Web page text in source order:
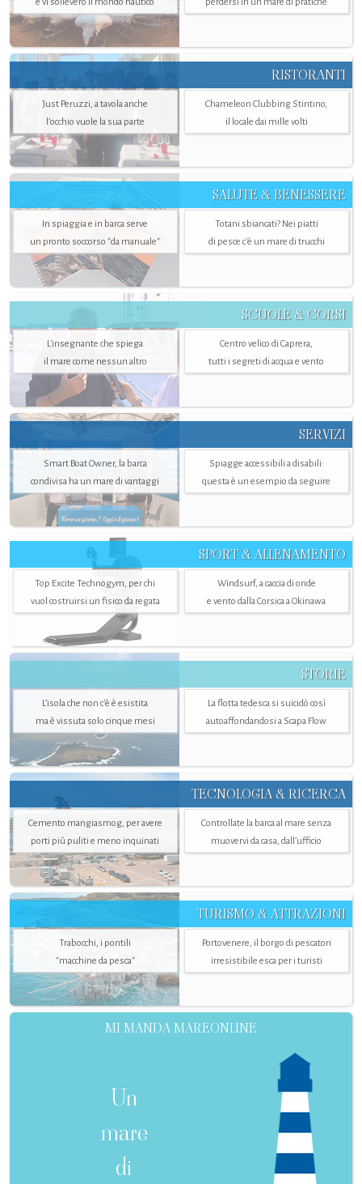
RISTORANTI
Just Peruzzi, a tavola anche
l’occhio vuole la sua parte
Chameleon Clubbing Stintino,
il locale dai mille volti
SALUTE & BENESSERE
In spiaggia e in barca serve
un pronto soccorso "da manuale"
Totani sbiancati? Nei piatti
di pesce c'è un mare di trucchi
SCUOLE & CORSI
L'insegnante che spiega
il mare come nessun altro
Centro velico di Caprera,
tutti i segreti di acqua e vento
SERVIZI
Smart Boat Owner, la barca
condivisa ha un mare di vantaggi
Spiagge accessibili a disabili:
questa è un esempio da seguire
SPORT & ALLENAMENTO
Top Excite Technogym, per chi
vuol costruirsi un fisico da regata
Windsurf, a caccia di onde
e vento dalla Corsica a Okinawa
STORIE
L’isola che non c'è è esistita
ma è vissuta solo cinque mesi
La flotta tedesca si suicidò così
autoaffondandosi a Scapa Flow
TECNOLOGIA & RICERCA
Cemento mangiasmog, per avere
porti più puliti e meno inquinati
Controllate la barca al mare senza
muovervi da casa, dall’ufficio
TURISMO & ATTRAZIONI
Trabocchi, i pontili
"macchine da pesca"
Portovenere, il borgo di pescatori
irresistibile esca per i turisti
MI MANDA MAREONLINE
Un
mare
di